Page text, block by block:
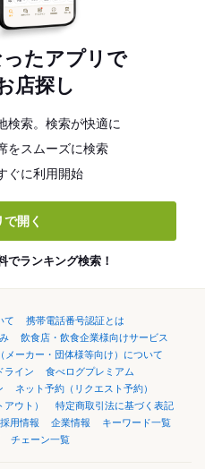
たアプリで
店探し
検索。検索が快適に
をスムーズに検索
ぐに利用開始
で開く
でランキング検索！
て
携帯電話番号認証とは
飲食店・飲食企業様向けサービス
メーカー・団体様等向け）について
ライン
食べログプレミアム
ネット予約（リクエスト予約）
ウト）
特定商取引法に基づく表記
採用情報 企業情報
キーワード一覧
チェーン一覧